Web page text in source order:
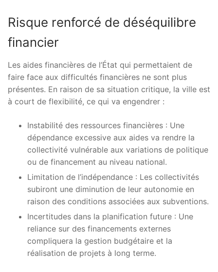
Risque renforcé de déséquilibre
financier
Les aides financières de l’État qui permettaient de
faire face aux difficultés financières ne sont plus
présentes. En raison de sa situation critique, la ville est
à court de flexibilité, ce qui va engendrer :
Instabilité des ressources financières : Une
dépendance excessive aux aides va rendre la
collectivité vulnérable aux variations de politique
ou de financement au niveau national.
Limitation de l’indépendance : Les collectivités
subiront une diminution de leur autonomie en
raison des conditions associées aux subventions.
Incertitudes dans la planification future : Une
reliance sur des financements externes
compliquera la gestion budgétaire et la
réalisation de projets à long terme.